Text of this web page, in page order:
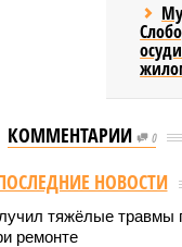
КОММЕНТАРИИ 0
НОВОСТИ
тяжёлые травмы
ремонте